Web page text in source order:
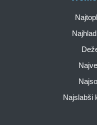
Najslabši